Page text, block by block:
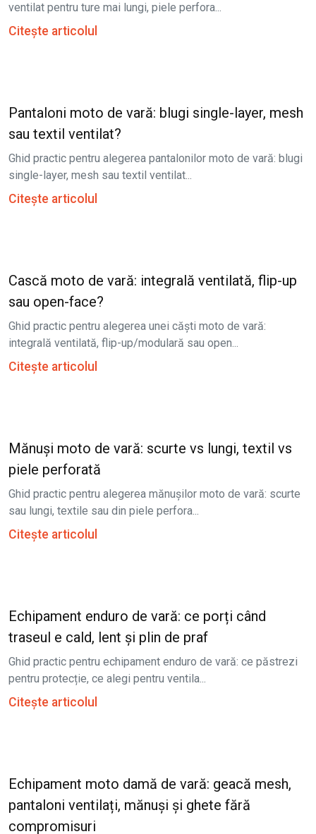
ventilat pentru ture mai lungi, piele perfora...
Citește articolul
Pantaloni moto de vară: blugi single-layer, mesh
sau textil ventilat?
Ghid practic pentru alegerea pantalonilor moto de vară: blugi
single-layer, mesh sau textil ventilat...
Citește articolul
Cască moto de vară: integrală ventilată, flip-up
sau open-face?
Ghid practic pentru alegerea unei căști moto de vară:
integrală ventilată, flip-up/modulară sau open...
Citește articolul
Mănuși moto de vară: scurte vs lungi, textil vs
piele perforată
Ghid practic pentru alegerea mănușilor moto de vară: scurte
sau lungi, textile sau din piele perfora...
Citește articolul
Echipament enduro de vară: ce porți când
traseul e cald, lent și plin de praf
Ghid practic pentru echipament enduro de vară: ce păstrezi
pentru protecție, ce alegi pentru ventila...
Citește articolul
Echipament moto damă de vară: geacă mesh,
pantaloni ventilați, mănuși și ghete fără
compromisuri